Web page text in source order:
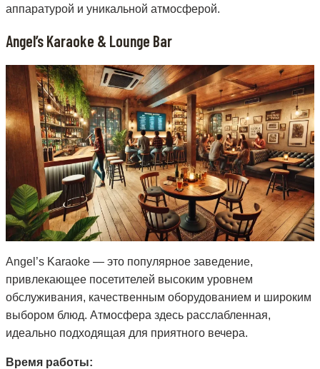
аппаратурой и уникальной атмосферой.
Angel’s Karaoke & Lounge Bar
Angel’s Karaoke — это популярное заведение,
привлекающее посетителей высоким уровнем
обслуживания, качественным оборудованием и широким
выбором блюд. Атмосфера здесь расслабленная,
идеально подходящая для приятного вечера.
Время работы: